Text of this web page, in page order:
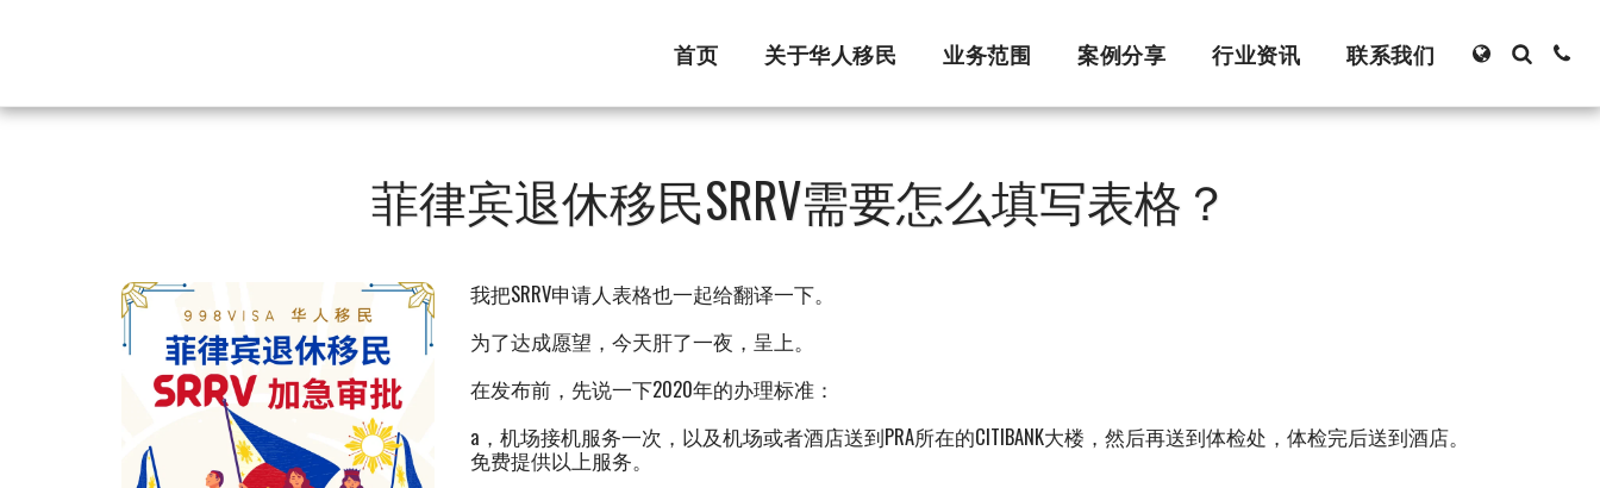
首页 关于华人移民 业务范围 案例分享 行业资讯 联系我们
菲律宾退休移民SRRV需要怎么填写表格？
我把SRRV申请人表格也一起给翻译一下。
为了达成愿望，今天肝了一夜，呈上。
在发布前，先说一下2020年的办理标准：
a，机场接机服务一次，以及机场或者酒店送到PRA所在的CITIBANK大楼，然后再送到体检处，体检完后送到酒店。
免费提供以上服务。